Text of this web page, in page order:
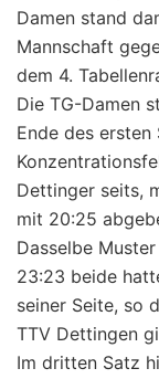
Damen stand
Mannschaft
dem 4.
Die TG-Damen
Ende des
Dettinger seits,
mit 20:25
Dasselbe
23:23 beide
seiner Seite, so
TTV Dettingen
Im dritten Satz